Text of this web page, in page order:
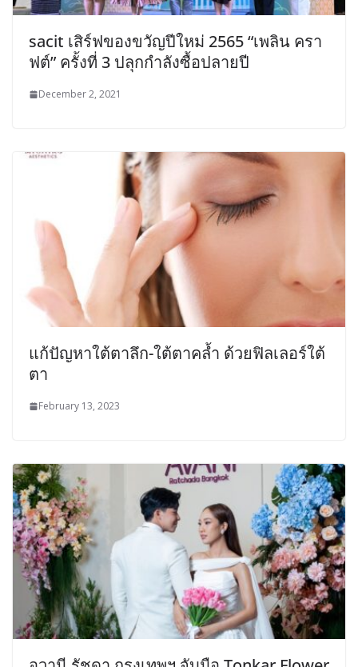
sacit เสิร์ฟของขวัญปีใหม่ 2565 “เพลิน ครา
ฟต์” ครั้งที่ 3 ปลุกกำลังซื้อปลายปี
December 2, 2021
แก้ปัญหาใต้ตาลึก-ใต้ตาคล้ำ ด้วยฟิลเลอร์ใต้
ตา
February 13, 2023